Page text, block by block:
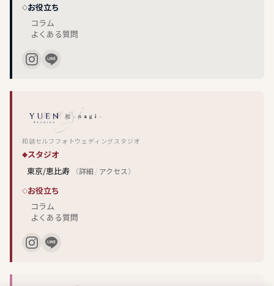
お役立ち
コラム
よくある質問
和装セルフフォトウェディングスタジオ
スタジオ
東京/恵比寿
（詳細 / アクセス）
お役立ち
コラム
よくある質問